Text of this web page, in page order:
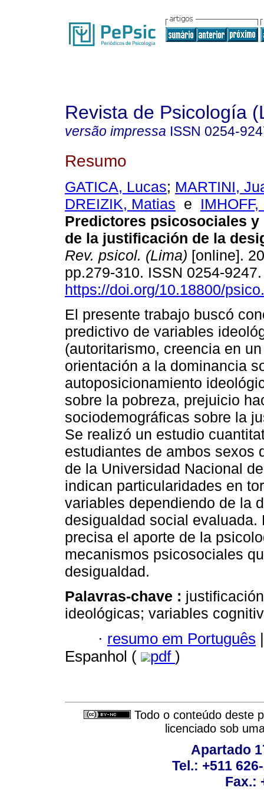
Revista de Psicología
versão impressa ISSN 0254-
Resumo
GATICA, Lucas; MARTINI,
DREIZIK, Matias e
Predictores psicosociales
de la justificación de la
Rev. psicol. (Lima) [online].
pp.279-310. ISSN 0254-
https://doi.org/10.18800/
El presente trabajo buscó
predictivo de variables
(autoritarismo, creencia en
orientación a la dominancia
autoposicionamiento
sobre la pobreza, prejuicio
sociodemográficas sobre la
Se realizó un estudio
estudiantes de ambos sexos
de la Universidad Nacional
indican particularidades en
variables dependiendo de la
desigualdad social
precisa el aporte de la
mecanismos psicosociales
desigualdad.
Palavras-chave :
ideológicas; variables
· resumo em Português |
Espanhol (
pdf )
Todo o conteúdo deste
licenciado sob
Apartado
Tel.: +511
Fax.: